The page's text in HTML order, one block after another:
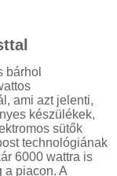
bárhol
ami azt jelenti,
készülékek,
sütők
technológiának
6000 wattra is
a piacon. A